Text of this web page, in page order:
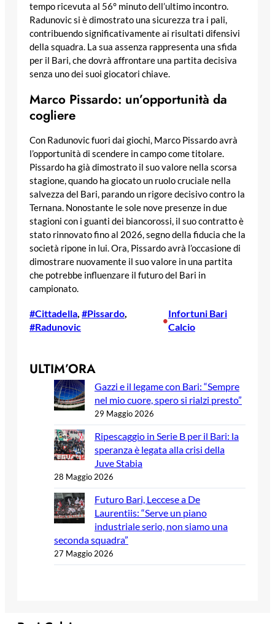
tempo ricevuta al 56° minuto dell’ultimo incontro.
Radunovic si è dimostrato una sicurezza tra i pali,
contribuendo significativamente ai risultati difensivi
della squadra. La sua assenza rappresenta una sfida
per il Bari, che dovrà affrontare una partita decisiva
senza uno dei suoi giocatori chiave.
Marco Pissardo: un’opportunità da
cogliere
Con Radunovic fuori dai giochi, Marco Pissardo avrà
l’opportunità di scendere in campo come titolare.
Pissardo ha già dimostrato il suo valore nella scorsa
stagione, quando ha giocato un ruolo cruciale nella
salvezza del Bari, parando un rigore decisivo contro la
Ternana. Nonostante le sole nove presenze in due
stagioni con i guanti dei biancorossi, il suo contratto è
stato rinnovato fino al 2026, segno della fiducia che la
società ripone in lui. Ora, Pissardo avrà l’occasione di
dimostrare nuovamente il suo valore in una partita
che potrebbe influenzare il futuro del Bari in
campionato.
#Cittadella, #Pissardo
#Radunovic
•
Infortuni Bari
Calcio
ULTIM’ORA
Gazzi e il legame con Bari: “Sempre
nel mio cuore, spero si rialzi presto”
29 Maggio 2026
Ripescaggio in Serie B per il Bari: la
speranza è legata alla crisi della
Juve Stabia
28 Maggio 2026
Futuro Bari, Leccese a De
Laurentiis: “Serve un piano
industriale serio, non siamo una
seconda squadra”
27 Maggio 2026